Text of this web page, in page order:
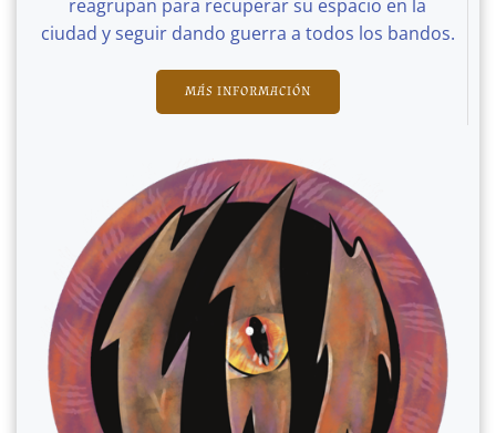
reagrupan para recuperar su espacio en la
ciudad y seguir dando guerra a todos los bandos.
MÁS INFORMACIÓN